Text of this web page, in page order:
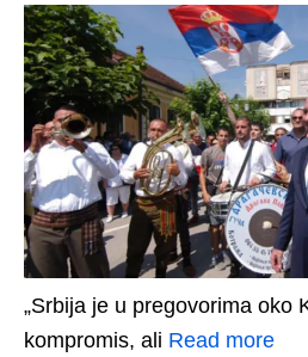
„Srbija je u pregovorima oko
kompromis, ali Read more